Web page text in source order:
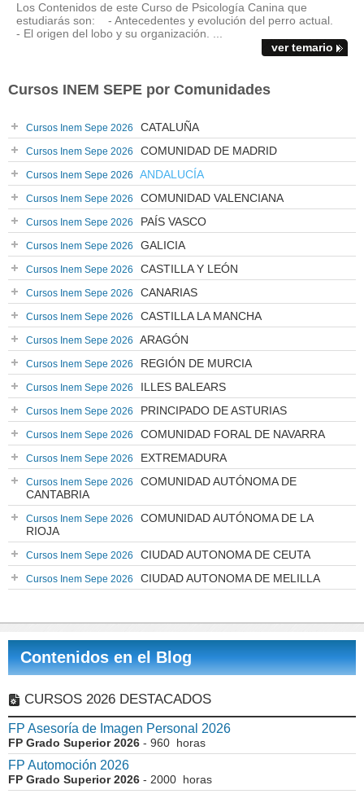
Los Contenidos de este Curso de Psicología Canina que
estudiarás son: - Antecedentes y evolución del perro actual.
- El origen del lobo y su organización. ...
ver temario
Cursos INEM SEPE por Comunidades
Cursos Inem Sepe 2026 CATALUÑA
Cursos Inem Sepe 2026 COMUNIDAD DE MADRID
Cursos Inem Sepe 2026 ANDALUCÍA
Cursos Inem Sepe 2026 COMUNIDAD VALENCIANA
Cursos Inem Sepe 2026 PAÍS VASCO
Cursos Inem Sepe 2026 GALICIA
Cursos Inem Sepe 2026 CASTILLA Y LEÓN
Cursos Inem Sepe 2026 CANARIAS
Cursos Inem Sepe 2026 CASTILLA LA MANCHA
Cursos Inem Sepe 2026 ARAGÓN
Cursos Inem Sepe 2026 REGIÓN DE MURCIA
Cursos Inem Sepe 2026 ILLES BALEARS
Cursos Inem Sepe 2026 PRINCIPADO DE ASTURIAS
Cursos Inem Sepe 2026 COMUNIDAD FORAL DE NAVARRA
Cursos Inem Sepe 2026 EXTREMADURA
Cursos Inem Sepe 2026
COMUNIDAD AUTÓNOMA DE
CANTABRIA
Cursos Inem Sepe 2026
COMUNIDAD AUTÓNOMA DE LA
RIOJA
Cursos Inem Sepe 2026 CIUDAD AUTONOMA DE CEUTA
Cursos Inem Sepe 2026 CIUDAD AUTONOMA DE MELILLA
Contenidos en el Blog
CURSOS 2026 DESTACADOS
FP Asesoría de Imagen Personal 2026
FP Grado Superior 2026 - 960 horas
FP Automoción 2026
FP Grado Superior 2026 - 2000 horas